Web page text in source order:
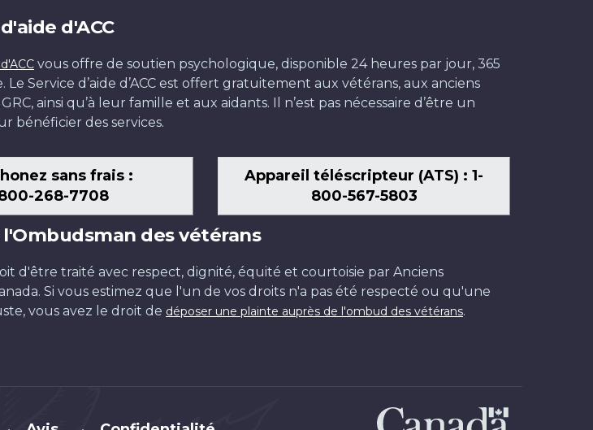
d'ACC
vous offre de soutien psychologique, disponible 24 heures par jour, 365
Le Service d’aide d’ACC est offert gratuitement aux vétérans, aux anciens
ainsi qu’à leur famille et aux aidants. Il n’est pas nécessaire d’être un
bénéficier des services.
sans frais :
268-7708
Appareil téléscripteur (ATS) : 1-
800-567-5803
des vétérans
d'être traité avec respect, dignité, équité et courtoisie par Anciens
Si vous estimez que l'un de vos droits n'a pas été respecté ou qu'une
vous avez le droit de déposer une plainte auprès de l'ombud des vétérans.